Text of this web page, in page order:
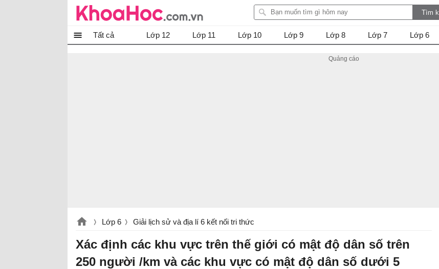
Tất cả Lớp 12 Lớp 11 Lớp 10 Lớp 9 Lớp 8 Lớp 7 Lớp 6
Lớp 6 Giải lịch sử và địa lí 6 kết nối tri thức
Xác định các khu vực trên thế giới có mật độ dân số trên
250 người /km và các khu vực có mật độ dân số dưới 5